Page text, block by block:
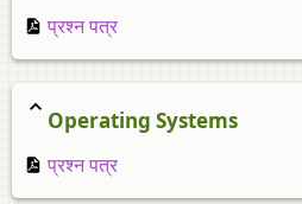
प्रश्न पत्र
Operating Systems
प्रश्न पत्र